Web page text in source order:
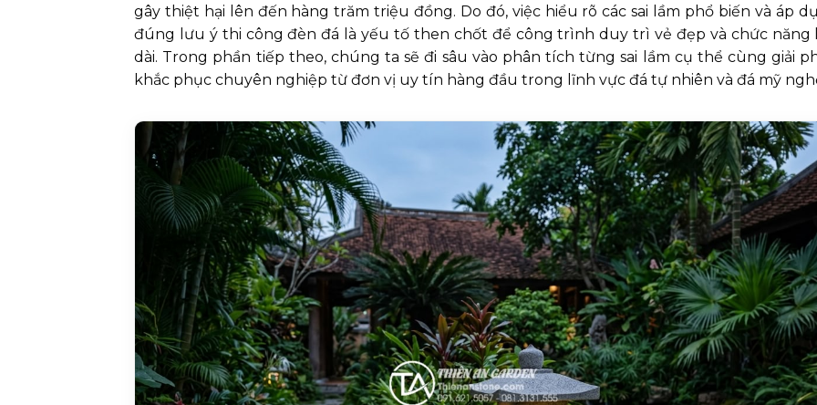
gây thiệt hại lên đến hàng trăm triệu đồng. Do đó, việc hiểu rõ các sai lầm phổ biến và áp
đúng lưu ý thi công đèn đá là yếu tố then chốt để công trình duy trì vẻ đẹp và chức năng
dài. Trong phần tiếp theo, chúng ta sẽ đi sâu vào phân tích từng sai lầm cụ thể cùng giải
khắc phục chuyên nghiệp từ đơn vị uy tín hàng đầu trong lĩnh vực đá tự nhiên và đá mỹ